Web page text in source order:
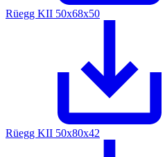
Rüegg KII 50x68x50
Rüegg KII 50x80x42